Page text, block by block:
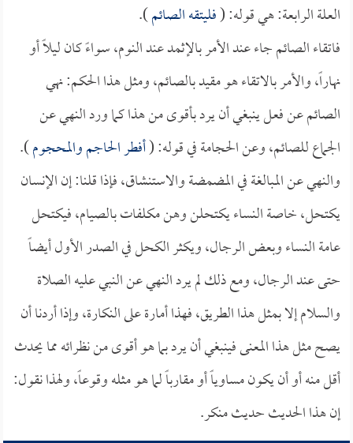
العلة الرابعة: هي قوله: (فليتقه الصائم).
فاتقاء الصائم جاء عند الأمر بالإثمد عند النوم، سواءً كان ليلاً أو
نهاراً، والأمر بالاتقاء هو مقيد بالصائم، ومثل هذا الحكم: نهي
الصائم عن فعل ينبغي أن يرد بأقوى من هذا كما ورد النهي عن
الجماع للصائم، وعن الحجامة في قوله: (أفطر الحاجم والمحجوم).
والنهي عن المبالغة في المضمضة والاستنشاق، فإذا قلنا: إن الإنسان
يكتحل، خاصة النساء يكتحلن وهن مكلفات بالصيام، فيكتحل
عامة النساء وبعض الرجال، ويكثر الكحل في الصدر الأول أيضاً
حتى عند الرجال، ومع ذلك لم يرد النهي عن النبي عليه الصلاة
والسلام إلا بمثل هذا الطريق، فهذا أمارة على النكارة، وإذا أردنا أن
يصح مثل هذا المعنى فينبغي أن يرد بما هو أقوى من نظرائه مما يحدث
أقل منه أو أن يكون مساوياً أو مقارباً لما هو مثله وقوعاً، ولهذا نقول:
إن هذا الحديث حديث منكر.